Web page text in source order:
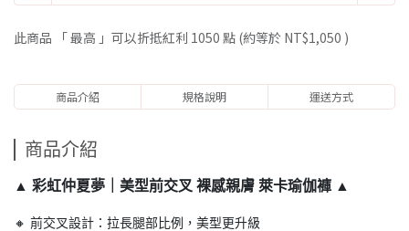
此商品 「 最高 」可以折抵紅利 1050 點 (約等於 NT$1,050 )
商品介紹 規格說明 運送方式
商品介紹
▲ 彩虹仲夏夢｜美型前交叉 裸感親膚 萊卡瑜伽褲 ▲
🔸 前交叉設計：拉長腿部比例，美型更升級